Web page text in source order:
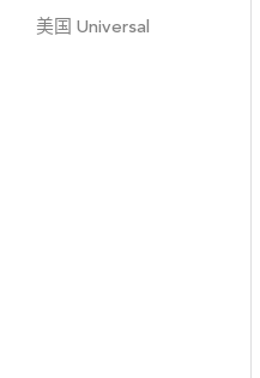
美国 Universal